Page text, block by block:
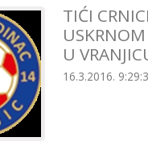
TIĆI
U
16.3.2016.